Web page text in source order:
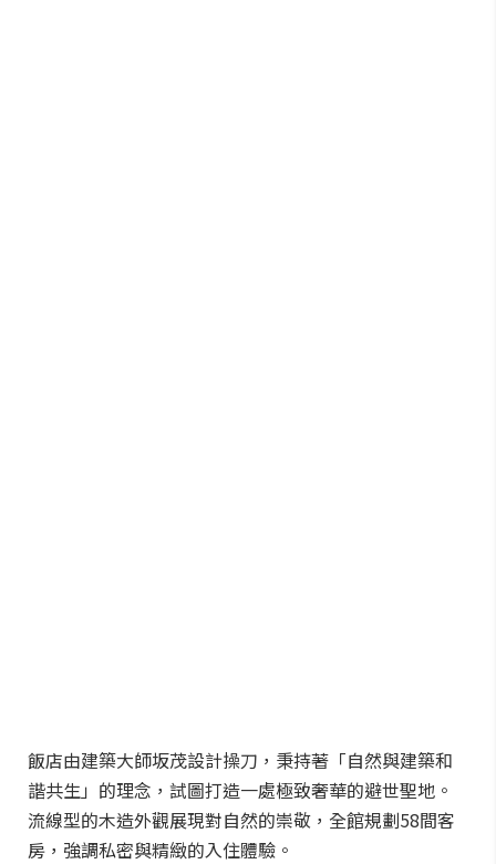
飯店由建築大師坂茂設計操刀，秉持著「自然與建築和
諧共生」的理念，試圖打造一處極致奢華的避世聖地。
流線型的木造外觀展現對自然的崇敬，全館規劃58間客
房，強調私密與精緻的入住體驗。